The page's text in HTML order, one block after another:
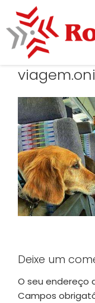
Deixe um
O seu endereço
Campos